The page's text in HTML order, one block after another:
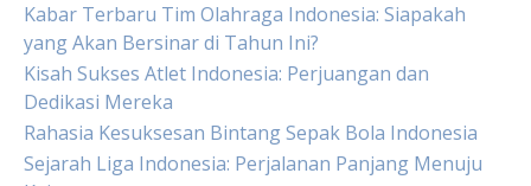
Kabar Terbaru Tim Olahraga Indonesia: Siapakah
yang Akan Bersinar di Tahun Ini?
Kisah Sukses Atlet Indonesia: Perjuangan dan
Dedikasi Mereka
Rahasia Kesuksesan Bintang Sepak Bola Indonesia
Sejarah Liga Indonesia: Perjalanan Panjang Menuju